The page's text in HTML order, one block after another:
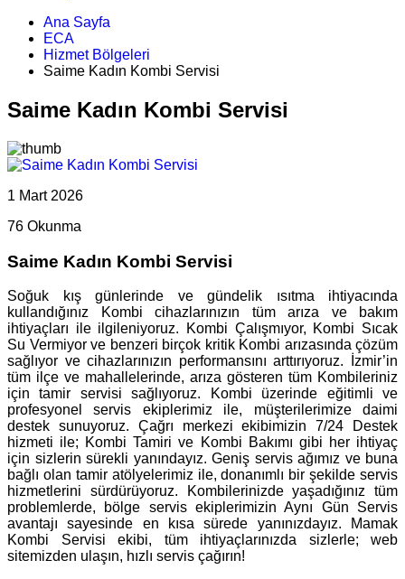
Ana Sayfa
ECA
Hizmet Bölgeleri
Saime Kadın Kombi Servisi
Saime Kadın Kombi Servisi
1 Mart 2026
76 Okunma
Saime Kadın Kombi Servisi
Soğuk kış günlerinde ve gündelik ısıtma ihtiyacında
kullandığınız Kombi cihazlarınızın tüm arıza ve bakım
ihtiyaçları ile ilgileniyoruz. Kombi Çalışmıyor, Kombi Sıcak
Su Vermiyor ve benzeri birçok kritik Kombi arızasında çözüm
sağlıyor ve cihazlarınızın performansını arttırıyoruz. İzmir’in
tüm ilçe ve mahallelerinde, arıza gösteren tüm Kombileriniz
için tamir servisi sağlıyoruz. Kombi üzerinde eğitimli ve
profesyonel servis ekiplerimiz ile, müşterilerimize daimi
destek sunuyoruz. Çağrı merkezi ekibimizin 7/24 Destek
hizmeti ile; Kombi Tamiri ve Kombi Bakımı gibi her ihtiyaç
için sizlerin sürekli yanındayız. Geniş servis ağımız ve buna
bağlı olan tamir atölyelerimiz ile, donanımlı bir şekilde servis
hizmetlerini sürdürüyoruz. Kombilerinizde yaşadığınız tüm
problemlerde, bölge servis ekiplerimizin Aynı Gün Servis
avantajı sayesinde en kısa sürede yanınızdayız. Mamak
Kombi Servisi ekibi, tüm ihtiyaçlarınızda sizlerle; web
sitemizden ulaşın, hızlı servis çağırın!